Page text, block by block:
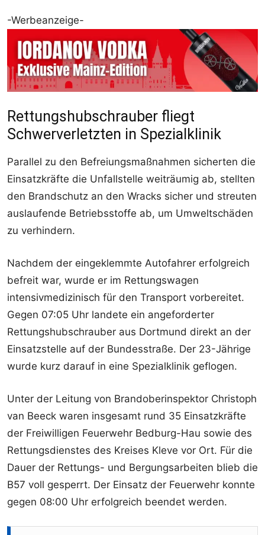
-Werbeanzeige-
Rettungshubschrauber fliegt
Schwerverletzten in Spezialklinik
Parallel zu den Befreiungsmaßnahmen sicherten die
Einsatzkräfte die Unfallstelle weiträumig ab, stellten
den Brandschutz an den Wracks sicher und streuten
auslaufende Betriebsstoffe ab, um Umweltschäden
zu verhindern.
Nachdem der eingeklemmte Autofahrer erfolgreich
befreit war, wurde er im Rettungswagen
intensivmedizinisch für den Transport vorbereitet.
Gegen 07:05 Uhr landete ein angeforderter
Rettungshubschrauber aus Dortmund direkt an der
Einsatzstelle auf der Bundesstraße. Der 23-Jährige
wurde kurz darauf in eine Spezialklinik geflogen.
Unter der Leitung von Brandoberinspektor Christoph
van Beeck waren insgesamt rund 35 Einsatzkräfte
der Freiwilligen Feuerwehr Bedburg-Hau sowie des
Rettungsdienstes des Kreises Kleve vor Ort. Für die
Dauer der Rettungs- und Bergungsarbeiten blieb die
B57 voll gesperrt. Der Einsatz der Feuerwehr konnte
gegen 08:00 Uhr erfolgreich beendet werden.